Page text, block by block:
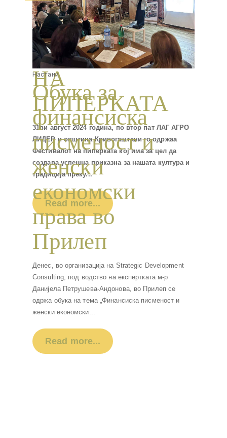
Настани
Обука за
финансиска
писменост и
женски
економски
права во
Прилеп
Денес, во организација на Strategic Development
Consulting, под водство на експертката м-р
Данијела Петрушева-Андонова, во Прилеп се
одржа обука на тема „Финансиска писменост и
женски економски...
Read more...
Саем на
земјоделски
производи во
Прилеп –
промоција на
руралните жени
и локалните
Настани
ФЕСТИВАЛ
НА
ПИПЕРКАТА
31ви август 2024 година, по втор пат ЛАГ АГРО
ЛИДЕР и општина Кривогаштани го одржаа
Фестивалот на пиперката кој има за цел да
создава успешна приказна за нашата култура и
традиција преку...
Read more...